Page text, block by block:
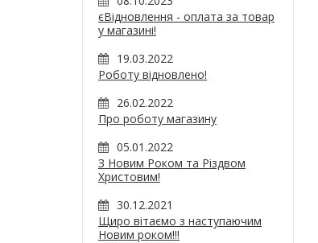
єВідновлення - оплата за товар
у магазині!
19.03.2022
Роботу відновлено!
26.02.2022
Про роботу магазину
05.01.2022
З Новим Роком та Різдвом
Христовим!
30.12.2021
Щиро вітаємо з наступаючим
Новим роком!!!